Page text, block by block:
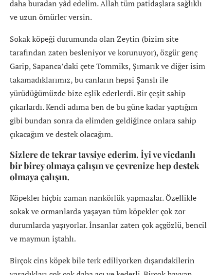
daha buradan yâd edelim. Allah tüm patidaşlara sağlıklı
ve uzun ömürler versin.
Sokak köpeği durumunda olan Zeytin (bizim site
tarafından zaten besleniyor ve korunuyor), özgür genç
Garip, Sapanca’daki çete Tommiks, Şımarık ve diğer isim
takamadıklarımız, bu canların hepsi Şanslı ile
yürüdüğümüzde bize eşlik ederlerdi. Bir çeşit sahip
çıkarlardı. Kendi adıma ben de bu güne kadar yaptığım
gibi bundan sonra da elimden geldiğince onlara sahip
çıkacağım ve destek olacağım.
Sizlere de tekrar tavsiye ederim. İyi ve vicdanlı
bir birey olmaya çalışın ve çevrenize hep destek
olmaya çalışın.
Köpekler hiçbir zaman nankörlük yapmazlar. Özellikle
sokak ve ormanlarda yaşayan tüm köpekler çok zor
durumlarda yaşıyorlar. İnsanlar zaten çok açgözlü, bencil
ve maymun iştahlı.
Birçok cins köpek bile terk ediliyorken dışarıdakilerin